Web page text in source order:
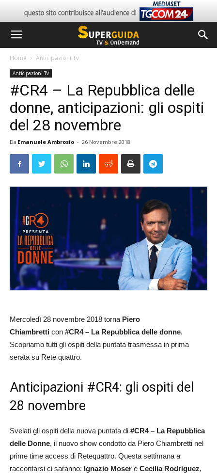
Home Anticipazioni Tv
Anticipazioni Tv
#CR4 – La Repubblica delle
donne, anticipazioni: gli ospiti
del 28 novembre
Da Emanuele Ambrosio - 26 Novembre 2018
Mercoledì 28 novembre 2018 torna Piero
Chiambretti con #CR4 – La Repubblica delle donne.
Scopriamo tutti gli ospiti della puntata trasmessa in prima
serata su Rete quattro.
Anticipazioni #CR4: gli ospiti del
28 novembre
Svelati gli ospiti della nuova puntata di #CR4 – La Repubblica
delle Donne, il nuovo show condotto da Piero Chiambretti nel
prime time access di Retequattro. Questa settimana a
raccontarsi ci saranno: Ignazio Moser e Cecilia Rodriguez,